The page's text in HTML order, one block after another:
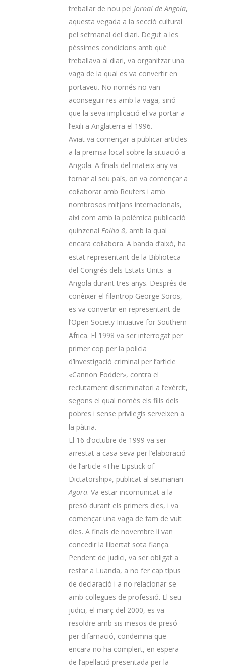
treballar de nou pel Jornal de Angola,
aquesta vegada a la secció cultural
pel setmanal del diari. Degut a les
pèssimes condicions amb què
treballava al diari, va organitzar una
vaga de la qual es va convertir en
portaveu. No només no van
aconseguir res amb la vaga, sinó
que la seva implicació el va portar a
l’exili a Anglaterra el 1996.
Aviat va començar a publicar articles
a la premsa local sobre la situació a
Angola. A finals del mateix any va
tornar al seu país, on va començar a
col·laborar amb Reuters i amb
nombrosos mitjans internacionals,
així com amb la polèmica publicació
quinzenal Folha 8, amb la qual
encara col·labora. A banda d’això, ha
estat representant de la Biblioteca
del Congrés dels Estats Units a
Angola durant tres anys. Després de
conèixer el filantrop George Soros,
es va convertir en representant de
l’Open Society Initiative for Southern
Africa. El 1998 va ser interrogat per
primer cop per la policia
d’investigació criminal per l’article
«Cannon Fodder», contra el
reclutament discriminatori a l’exèrcit,
segons el qual només els fills dels
pobres i sense privilegis serveixen a
la pàtria.
El 16 d’octubre de 1999 va ser
arrestat a casa seva per l’elaboració
de l’article «The Lipstick of
Dictatorship», publicat al setmanari
Agora. Va estar incomunicat a la
presó durant els primers dies, i va
començar una vaga de fam de vuit
dies. A finals de novembre li van
concedir la llibertat sota fiança.
Pendent de judici, va ser obligat a
restar a Luanda, a no fer cap tipus
de declaració i a no relacionar-se
amb col·legues de professió. El seu
judici, el març del 2000, es va
resoldre amb sis mesos de presó
per difamació, condemna que
encara no ha complert, en espera
de l’apel·lació presentada per la